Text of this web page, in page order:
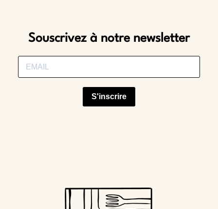
Souscrivez à notre newsletter
S'inscrire